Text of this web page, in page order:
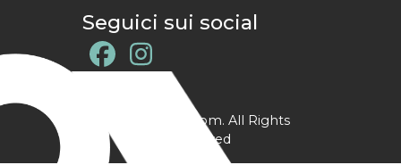
Seguici sui social
@ YPtrainer.com. All Rights
Reserved